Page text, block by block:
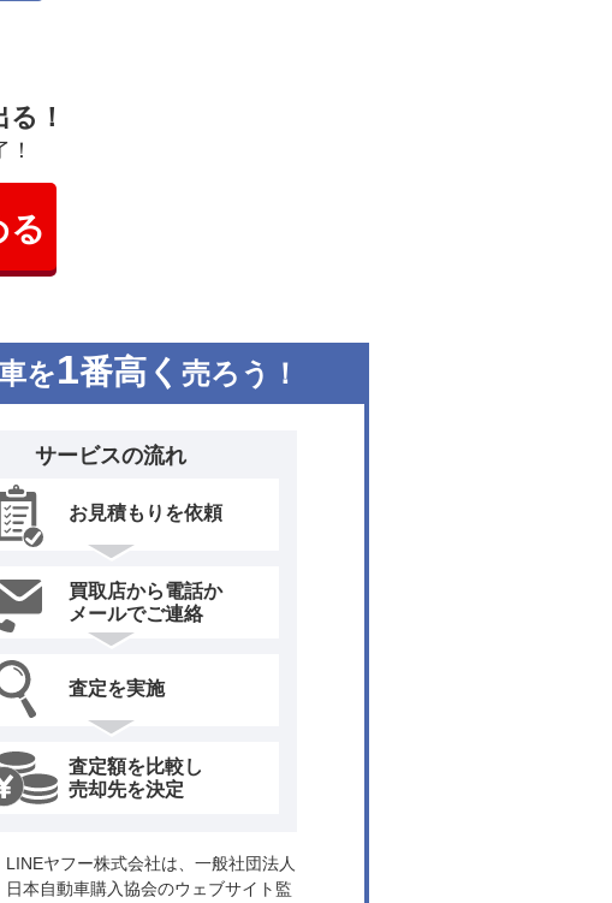
！
る
を1番高く 売ろう！
サービスの流れ
お見積もりを依頼
買取店から電話か
メールでご連絡
査定を実施
査定額を比較し
売却先を決定
LINEヤフー株式会社は、一般社団法人
日本自動車購入協会のウェブサイト監